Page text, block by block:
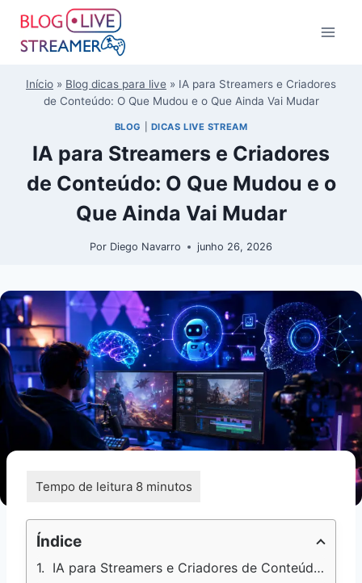
Início » Blog dicas para live » IA para Streamers e Criadores
de Conteúdo: O Que Mudou e o Que Ainda Vai Mudar
BLOG DICAS LIVE STREAM
IA para Streamers e Criadores
de Conteúdo: O Que Mudou e o
Que Ainda Vai Mudar
Por Diego Navarro junho 26, 2026
Índice
IA para Streamers e Criadores de Conteúdo: A Revolução Que Já Está Acontecendo